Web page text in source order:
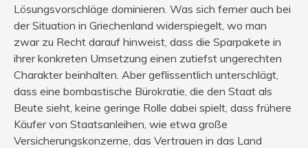
Lösungsvorschläge dominieren. Was sich ferner auch bei
der Situation in Griechenland widerspiegelt, wo man
zwar zu Recht darauf hinweist, dass die Sparpakete in
ihrer konkreten Umsetzung einen zutiefst ungerechten
Charakter beinhalten. Aber geflissentlich unterschlägt,
dass eine bombastische Bürokratie, die den Staat als
Beute sieht, keine geringe Rolle dabei spielt, dass frühere
Käufer von Staatsanleihen, wie etwa große
Versicherungskonzerne, das Vertrauen in das Land